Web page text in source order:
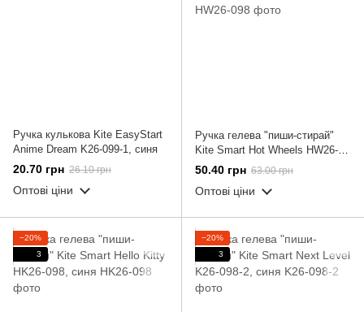
Ручка кулькова Kite EasyStart
Anime Dream K26-099-1, синя
20.70 грн 26.10 грн
Оптові ціни
Ручка гелева "пиши-стирай"
Kite Smart Hot Wheels HW26-
098, синя
50.40 грн 63.00 грн
Оптові ціни
−20%
3
−20%
3